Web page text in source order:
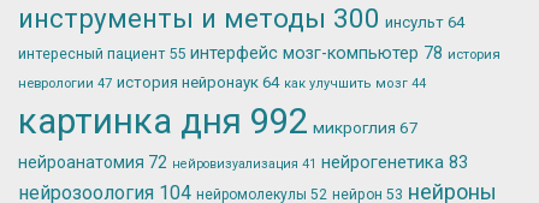
инструменты и методы 300 инсульт 64
интересный пациент 55 интерфейс мозг-компьютер 78 история
неврологии 47 история нейронаук 64 как улучшить мозг 44
картинка дня 992 микроглия 67
нейроанатомия 72 нейровизуализация 41 нейрогенетика 83
нейрозоология 104 нейромолекулы 52 нейрон 53 нейроны